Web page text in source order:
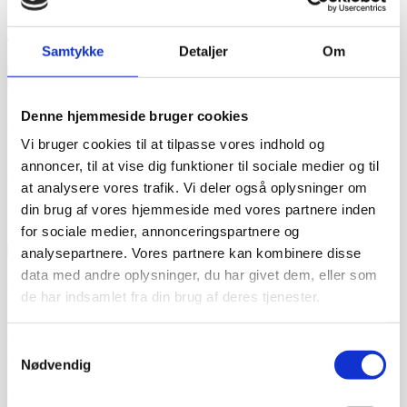
Samtykke Detaljer Om
Denne hjemmeside bruger cookies
Vi bruger cookies til at tilpasse vores indhold og
annoncer, til at vise dig funktioner til sociale medier og til
at analysere vores trafik. Vi deler også oplysninger om
din brug af vores hjemmeside med vores partnere inden
for sociale medier, annonceringspartnere og
analysepartnere. Vores partnere kan kombinere disse
data med andre oplysninger, du har givet dem, eller som
de har indsamlet fra din brug af deres tjenester.
Nødvendig
Email
Website
Kundetilfredshed
“Altid flinke og hjælpsom”
“Altid søde, hjælpsomme og kompetente !”
Vurderet af Læse
antik & retro
“Anette var rigtig sød, venlig og imødekommende kommende. Fik
en fejl levering og fik løst det i løbet af to sekunder. God arbejde
og god weekend”
Vurderet af Michael
“Bestilte kl.13 og havde tingene dagen efter kl.10. God service ☺”
Vurderet af Heidi Buch Jensen
“De ved rigtig meget om møbler”
Vurderet af Kris
“Det var en meget behagelig samtale.”
Vurderet af Käthe
“Ekspert i hvidevarer “
Vurderet af Kris
“Er blevet mødt at hjælpsomme og utrolig søde medarbejdere”
“Fantastisk service. De ligger sig virkelig i selen for at give en god
oplevelse. Jeg fik leveret en stor ovn til Malmø, hvor de normalt